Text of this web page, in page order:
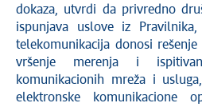
dokaza, utvrdi da privredno
ispunjava uslove iz
telekomunikacija donosi
vršenje merenja i
komunikacionih mreža i
elektronske komunikacione